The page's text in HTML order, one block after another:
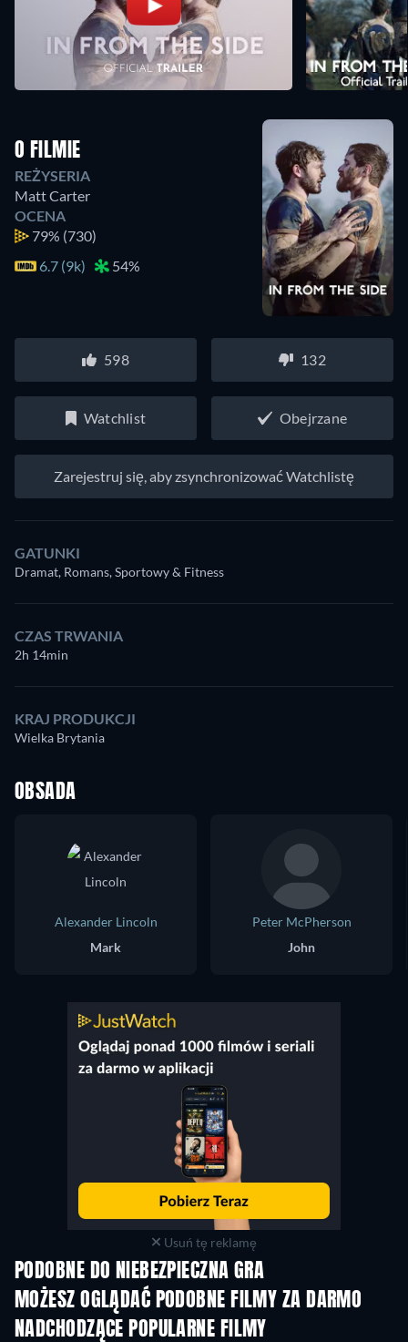
O FILMIE
REŻYSERIA
Matt Carter
OCENA
79% (730)
6.7 (9k)
54%
598 132
Watchlist Obejrzane
Zarejestruj się, aby zsynchronizować Watchlistę
GATUNKI
Dramat, Romans, Sportowy & Fitness
CZAS TRWANIA
2h 14min
KRAJ PRODUKCJI
Wielka Brytania
OBSADA
Alexander Lincoln
Mark
Peter McPherson
John
Usuń tę reklamę
PODOBNE DO NIEBEZPIECZNA GRA
MOŻESZ OGLĄDAĆ PODOBNE FILMY ZA DARMO
NADCHODZĄCE POPULARNE FILMY